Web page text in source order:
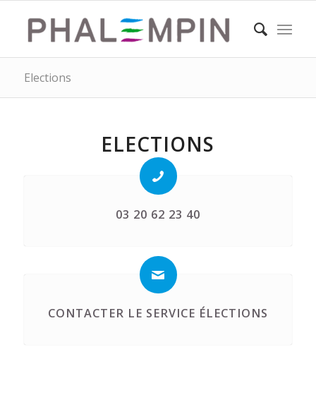
Elections
ELECTIONS
03 20 62 23 40
CONTACTER LE SERVICE ÉLECTIONS